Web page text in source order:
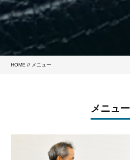
HOME // メニュー
メニュー